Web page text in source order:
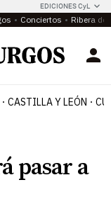
EDICIONES CyL
Conciertos Ribera del
CASTILLA Y LEÓN
pasar a